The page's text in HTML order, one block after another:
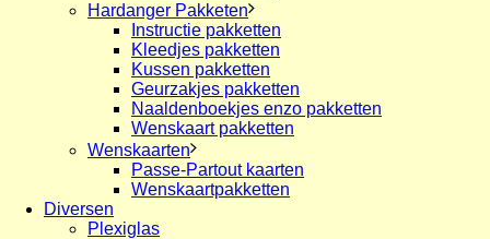
Hardanger Pakketen
Instructie pakketten
Kleedjes pakketten
Kussen pakketten
Geurzakjes pakketten
Naaldenboekjes enzo pakketten
Wenskaart pakketten
Wenskaarten
Passe-Partout kaarten
Wenskaartpakketten
Diversen
Plexiglas